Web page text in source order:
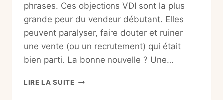
phrases. Ces objections VDI sont la plus
grande peur du vendeur débutant. Elles
peuvent paralyser, faire douter et ruiner
une vente (ou un recrutement) qui était
bien parti. La bonne nouvelle ? Une…
LIRE LA SUITEGÉRER